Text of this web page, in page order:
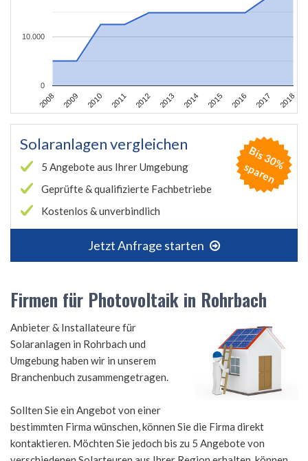
2008 2009 2010 2011 2012 2013 2014 2015 2016 2017 2018
0
10.000
Solaranlagen vergleichen
5 Angebote aus Ihrer Umgebung
Geprüfte & qualifizierte Fachbetriebe
Kostenlos & unverbindlich
Jetzt Anfrage starten
B
is
3
0
%
s
p
a
r
e
n
Firmen für Photovoltaik in Rohrbach
Anbieter & Installateure für
Solaranlagen in Rohrbach und
Umgebung haben wir in unserem
Branchenbuch zusammengetragen.
Sollten Sie ein Angebot von einer
bestimmten Firma wünschen, können Sie die Firma direkt
kontaktieren. Möchten Sie jedoch bis zu 5 Angebote von